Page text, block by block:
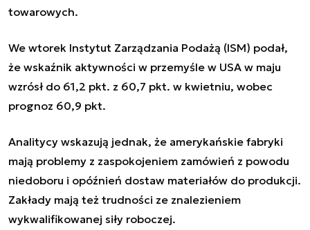
towarowych.
We wtorek Instytut Zarządzania Podażą (ISM) podał,
że wskaźnik aktywności w przemyśle w USA w maju
wzrósł do 61,2 pkt. z 60,7 pkt. w kwietniu, wobec
prognoz 60,9 pkt.
Analitycy wskazują jednak, że amerykańskie fabryki
mają problemy z zaspokojeniem zamówień z powodu
niedoboru i opóźnień dostaw materiałów do produkcji.
Zakłady mają też trudności ze znalezieniem
wykwalifikowanej siły roboczej.